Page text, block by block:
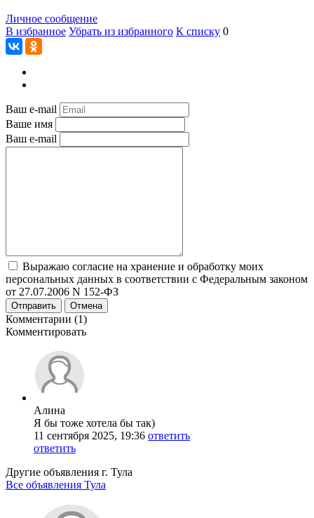
Личное сообщение
В избранное Убрать из избранного К списку 0
Ваш e-mail
Ваше имя
Ваш e-mail
Выражаю согласие на хранение и обработку моих
персональных данных в соответствии с Федеральным законом
от 27.07.2006 N 152-ФЗ
Отправить Отмена
Комментарии (1)
Комментировать
Алина
Я бы тоже хотела бы так)
11 сентября 2025, 19:36 ответить
ответить
Другие объявления г. Тула
Все объявления Тула